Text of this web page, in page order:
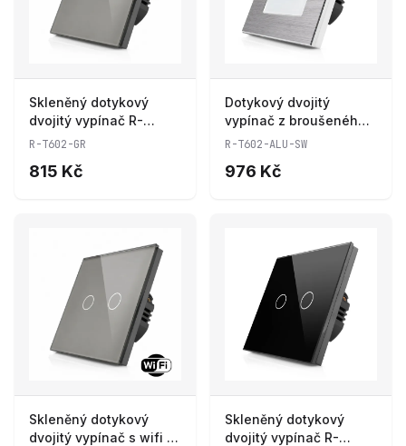
Skleněný dotykový
dvojitý vypínač R-
T602-GR
R-T602-GR
815 Kč
Dotykový dvojitý
vypínač z broušeného
hliníku R-T602-ALU-SW
R-T602-ALU-SW
976 Kč
Skleněný dotykový
dvojitý vypínač s wifi R-
Skleněný dotykový
dvojitý vypínač R-